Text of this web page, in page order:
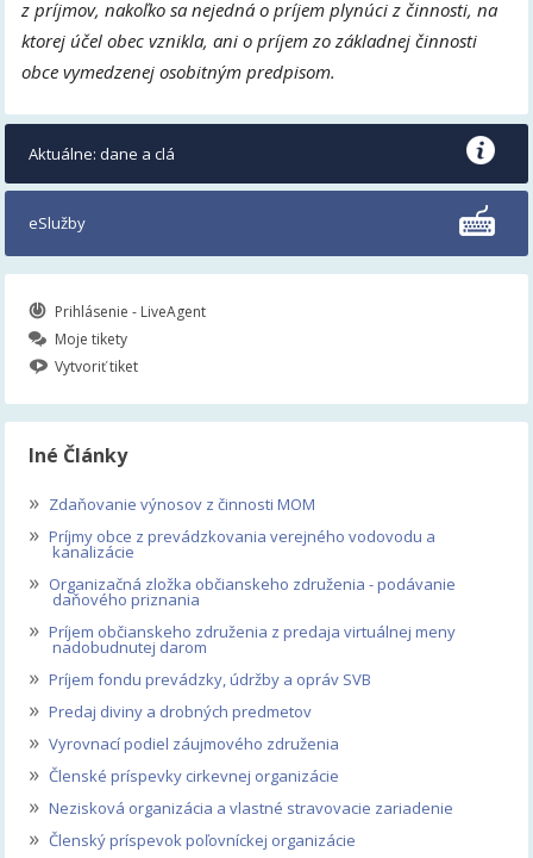
z príjmov, nakoľko sa nejedná o príjem plynúci z činnosti, na
ktorej účel obec vznikla, ani o príjem zo základnej činnosti
obce vymedzenej osobitným predpisom.
Aktuálne: dane a clá
eSlužby
Prihlásenie - LiveAgent
Moje tikety
Vytvoriť tiket
Iné Články
» Zdaňovanie výnosov z činnosti MOM
» Príjmy obce z prevádzkovania verejného vodovodu a
kanalizácie
» Organizačná zložka občianskeho združenia - podávanie
daňového priznania
» Príjem občianskeho združenia z predaja virtuálnej meny
nadobudnutej darom
» Príjem fondu prevádzky, údržby a opráv SVB
» Predaj diviny a drobných predmetov
» Vyrovnací podiel záujmového združenia
» Členské príspevky cirkevnej organizácie
» Nezisková organizácia a vlastné stravovacie zariadenie
» Členský príspevok poľovníckej organizácie